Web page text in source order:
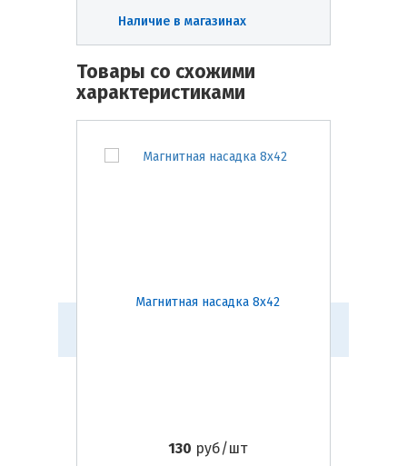
Наличие в магазинах
Товары со схожими
характеристиками
Магнитная насадка 8х42
130 руб/шт